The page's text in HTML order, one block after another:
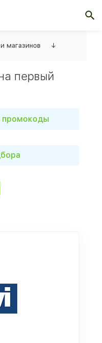
магазинов ↓
первый
промокоды